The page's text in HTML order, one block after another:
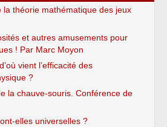
la théorie mathématique des jeux
et autres amusements pour
! Par Marc Moyon
vient l’efficacité des
?
la chauve-souris. Conférence de
elles universelles ?